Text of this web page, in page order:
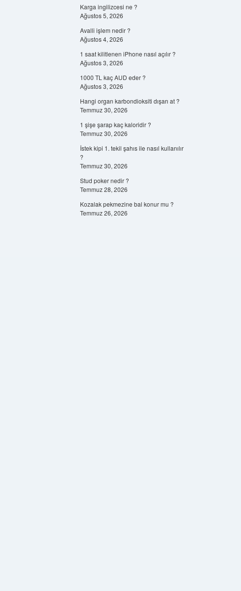
Karga ingilizcesi ne ?
Ağustos 5, 2026
Avalli işlem nedir ?
Ağustos 4, 2026
1 saat kilitlenen iPhone nasıl açılır ?
Ağustos 3, 2026
1000 TL kaç AUD eder ?
Ağustos 3, 2026
Hangi organ karbondioksiti dışarı at ?
Temmuz 30, 2026
1 şişe şarap kaç kaloridir ?
Temmuz 30, 2026
İstek kipi 1. tekil şahıs ile nasıl kullanılır
?
Temmuz 30, 2026
Stud poker nedir ?
Temmuz 28, 2026
Kozalak pekmezine bal konur mu ?
Temmuz 26, 2026